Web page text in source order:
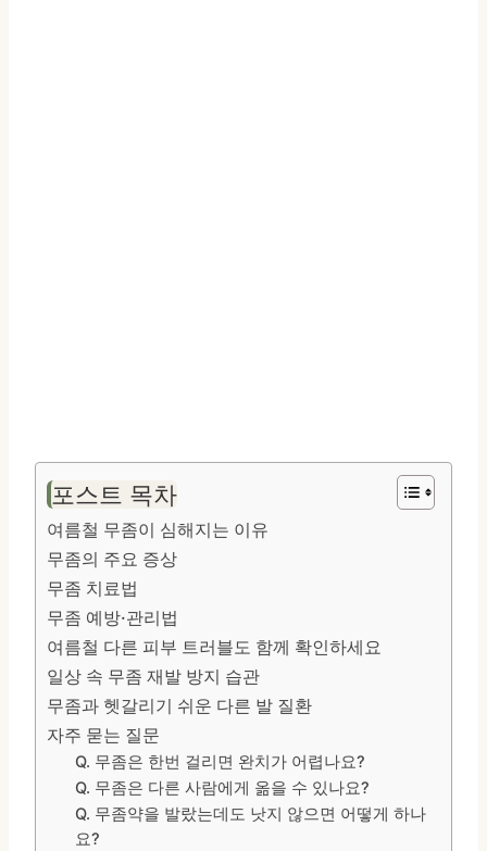
포스트 목차
여름철 무좀이 심해지는 이유
무좀의 주요 증상
무좀 치료법
무좀 예방·관리법
여름철 다른 피부 트러블도 함께 확인하세요
일상 속 무좀 재발 방지 습관
무좀과 헷갈리기 쉬운 다른 발 질환
자주 묻는 질문
Q. 무좀은 한번 걸리면 완치가 어렵나요?
Q. 무좀은 다른 사람에게 옮을 수 있나요?
Q. 무좀약을 발랐는데도 낫지 않으면 어떻게 하나
요?